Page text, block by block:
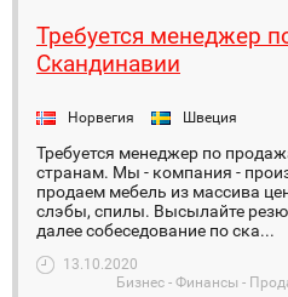
Требуется менеджер
Скандинавии
Норвегия Швеция
Требуется менеджер по
странам. Мы - компания -
продаем мебель из массива
слэбы, спилы. Высылайте
далее собеседование по ска...
13.10.2020
Бизнес - Финансы -